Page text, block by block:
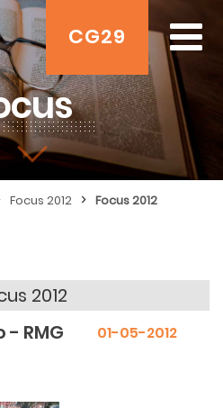
CG29
Focus 2012 > Focus 2012
2012
RMG
01-05-2012